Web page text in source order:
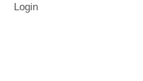
Login